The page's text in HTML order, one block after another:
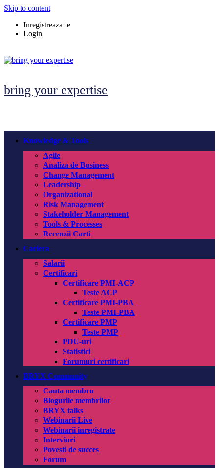
Skip to content
Inregistreaza-te
Login
bring your expertise
Knowledge & Tools
Agile
Analiza de Business
Change Management
Leadership
Organizational
Risk Management
Stakeholder Management
Tools & Processes
Recenzii Carti
Cariera
Salarii
Certificari
Certificare PMI-ACP
Teste ACP
Certificare PMI-PBA
Teste PMI-PBA
Certificare PMP
Teste PMP
PDU-uri
Statistici
Forumuri certificari
BRYX Community
Cauta membru
Blogurile membrilor
BRYX talks
Webinarii Live
Webinarii inregistrate
Interviuri
Povesti de succes
Forum